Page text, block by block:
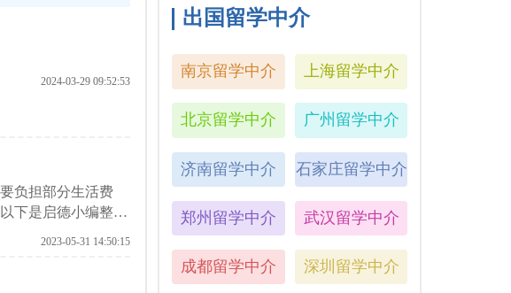
2024-03-29 09:52:53
负担部分生活费
下是启德小编整理
2023-05-31 14:50:15
出国留学中介
南京留学中介 上海留学中介
北京留学中介 广州留学中介
济南留学中介 石家庄留学中介
郑州留学中介 武汉留学中介
成都留学中介 深圳留学中介